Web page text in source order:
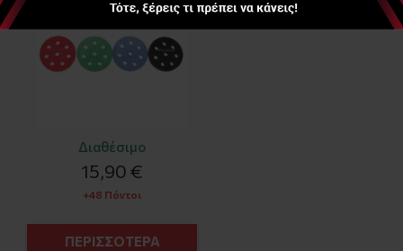
Διαθέσιμο
15,90 €
+48 Πόντοι
ΠΕΡΙΣΣΟΤΕΡΑ